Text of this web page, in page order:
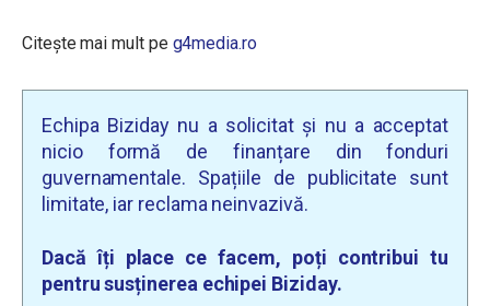
Citește mai mult pe g4media.ro
Echipa Biziday nu a solicitat și nu a acceptat
nicio formă de finanțare din fonduri
guvernamentale. Spațiile de publicitate sunt
limitate, iar reclama neinvazivă.
Dacă îți place ce facem, poți contribui tu
pentru susținerea echipei Biziday.